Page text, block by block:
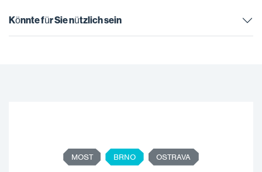
Könnte für Sie nützlich sein
MOST BRNO OSTRAVA